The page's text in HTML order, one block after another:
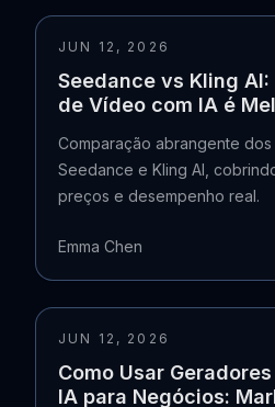
JUN 12, 2026
Seedance vs Kling
de Vídeo com IA é
Comparação abrangente
Seedance e Kling AI,
preços e desempenho real.
Emma Chen
JUN 12, 2026
Como Usar
IA para Negócios: